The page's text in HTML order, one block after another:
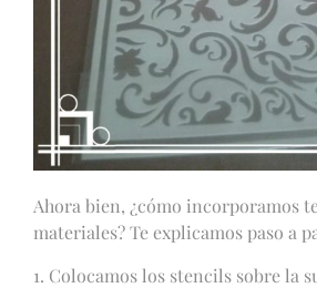
Ahora bien, ¿cómo incorporamos
materiales? Te explicamos paso a
1. Colocamos los stencils sobre la